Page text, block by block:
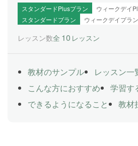
スタンダードPlusプラン
ウィークデイ
スタンダードプラン
ウィークデイプラン
レッスン数全 10 レッスン
教材のサンプル
レッスン一
こんな方におすすめ
学習す
できるようになること
教材